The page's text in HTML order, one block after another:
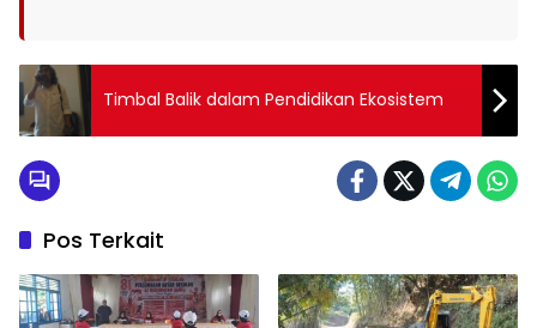
Timbal Balik dalam Pendidikan Ekosistem
Pos Terkait